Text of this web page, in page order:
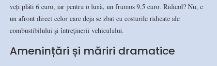
veți plăti 6 euro, iar pentru o lună, un frumos 9,5 euro. Ridicol? Nu, e
un afront direct celor care deja se zbat cu costurile ridicate ale
combustibilului și întreținerii vehiculului.
Amenințări și măriri dramatice